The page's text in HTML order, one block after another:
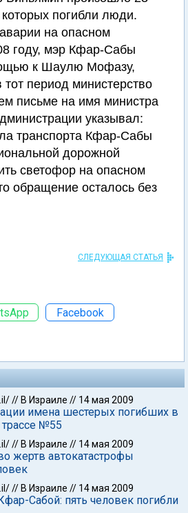
погибли люди.
на опасном
году, мэр Кфар-Сабы
к Шаулю Мофазу,
период министерство
письме на имя министра
указывал:
транспорта Кфар-Сабы
дорожной
светофор на опасном
обращение осталось без
СЛЕДУЮЩАЯ СТАТЬЯ
Facebook
// В Израиле // 14 мая 2009
имена шестерых погибших в
трассе №55
// В Израиле // 14 мая 2009
жертв автокатастрофы
// В Израиле // 14 мая 2009
Сабой: пять человек погибли